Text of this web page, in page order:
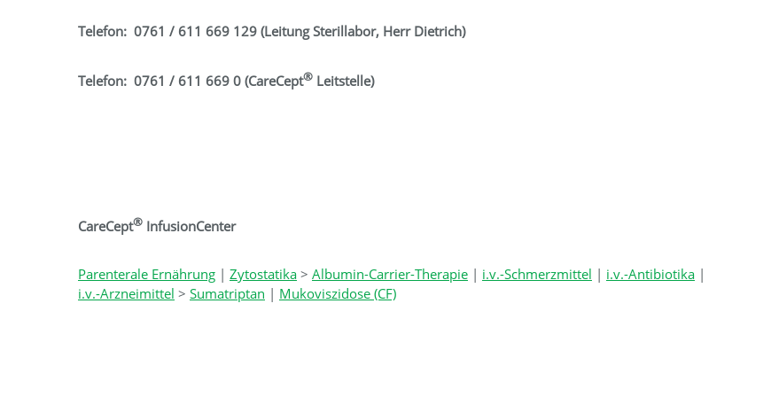
Telefon: 0761 / 611 669 129 (Leitung Sterillabor, Herr Dietrich)
Telefon: 0761 / 611 669 0 (CareCept® Leitstelle)
CareCept® InfusionCenter
Parenterale Ernährung | Zytostatika > Albumin-Carrier-Therapie | i.v.-Schmerzmittel | i.v.-Antibiotika |
i.v.-Arzneimittel > Sumatriptan | Mukoviszidose (CF)